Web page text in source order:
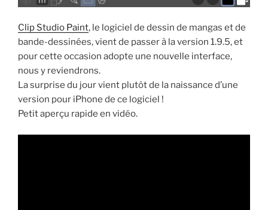
Clip Studio Paint, le logiciel de dessin de mangas et de
bande-dessinées, vient de passer à la version 1.9.5, et
pour cette occasion adopte une nouvelle interface,
nous y reviendrons.
La surprise du jour vient plutôt de la naissance d’une
version pour iPhone de ce logiciel !
Petit aperçu rapide en vidéo.